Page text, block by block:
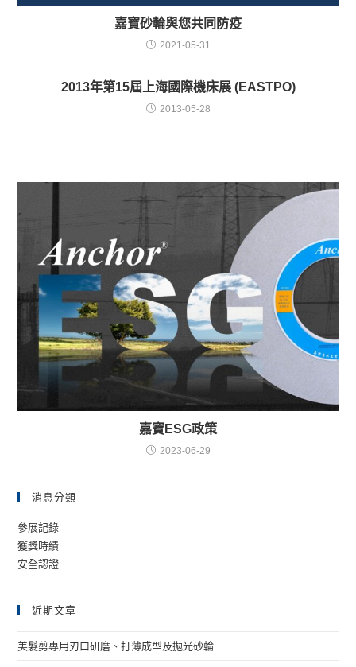
嘉寶砂輪與您共同防疫
2021-05-31
2013年第15屆上海國際機床展 (EASTPO)
2013-05-28
嘉寶ESG政策
2023-06-29
消息分類
參展記錄
獲獎時績
安全認證
近期文章
美髮剪專用刃口研磨、打薄成型及拋光砂輪